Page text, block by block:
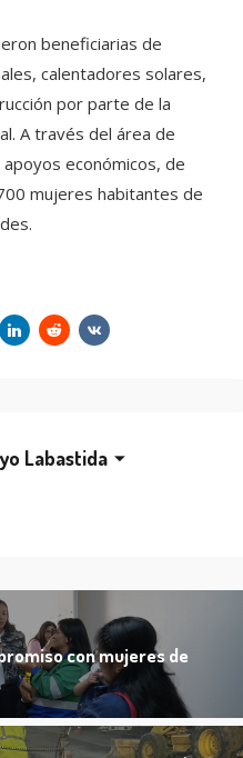
beneficiarias de
calentadores solares,
por parte de la
A través del área de
económicos, de
mujeres habitantes de
Labastida
con mujeres de